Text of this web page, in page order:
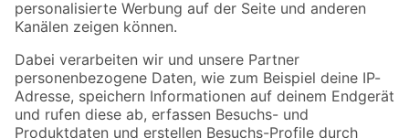
Folge uns
Zahlungsarten Versandarten